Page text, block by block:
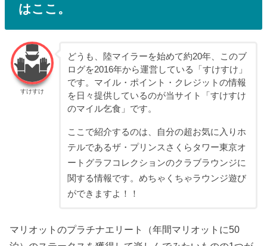
はここ。
すけすけ
どうも、陸マイラーを始めて約20年、このブ
ログを2016年から運営している「すけすけ」
です。マイル・ポイント・クレジットの情報
を日々提供しているのが当サイト「すけすけ
のマイル乞食」です。
ここで紹介するのは、自分の超お気に入りホ
テルであるザ・プリンスさくらタワー東京オ
ートグラフコレクションのクラブラウンジに
関する情報です。めちゃくちゃラウンジ遊び
ができますよ！！
マリオットのプラチナエリート（年間マリオットに50